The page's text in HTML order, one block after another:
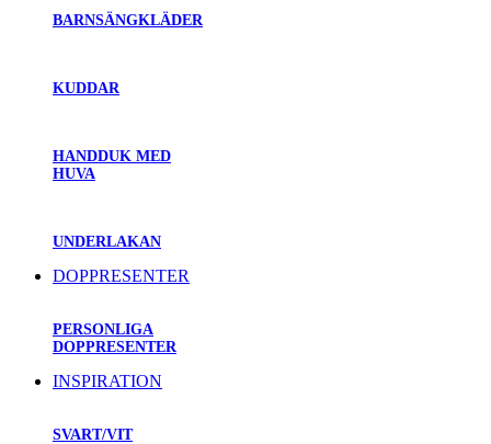
BARNSÄNGKLÄDER
KUDDAR
HANDDUK MED
HUVA
UNDERLAKAN
DOPPRESENTER
PERSONLIGA
DOPPRESENTER
INSPIRATION
SVART/VIT